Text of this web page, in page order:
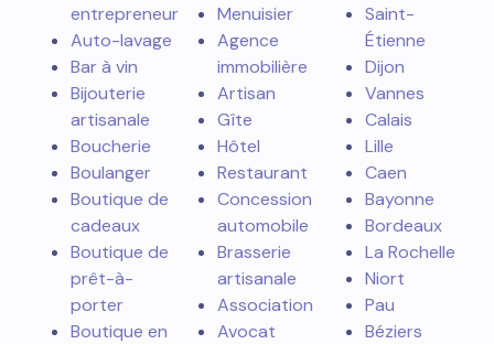
entrepreneur
Auto-lavage
Bar à vin
Bijouterie
artisanale
Boucherie
Boulanger
Boutique de
cadeaux
Boutique de
prêt-à-
porter
Boutique en
Menuisier
Agence
immobilière
Artisan
Gîte
Hôtel
Restaurant
Concession
automobile
Brasserie
artisanale
Association
Avocat
Saint-
Étienne
Dijon
Vannes
Calais
Lille
Caen
Bayonne
Bordeaux
La Rochelle
Niort
Pau
Béziers